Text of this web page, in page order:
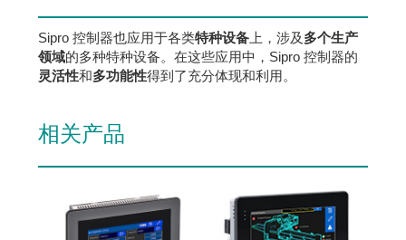
Sipro 控制器也应用于各类特种设备 上，涉及 多个生产
领域的多种特种设备。在这些应用中，Sipro 控制器的
灵活性和多功能性得到了充分体现和利用。
相关产品